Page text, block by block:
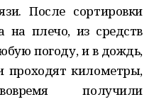
После сортировки
на плечо, из средств
погоду, и в дождь,
проходят километры,
получили